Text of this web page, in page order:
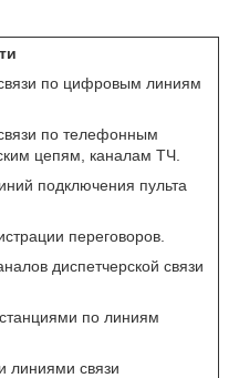
по цифровым линиям
по телефонным
цепям, каналам ТЧ.
подключения пульта
переговоров.
диспетчерской связи
по линиям
линиями связи